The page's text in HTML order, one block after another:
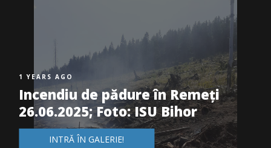
1 YEARS AGO
Incendiu de pădure în Remeți
26.06.2025; Foto: ISU Bihor
INTRĂ ÎN GALERIE!